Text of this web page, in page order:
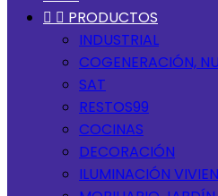
  PRODUCTOS
INDUSTRIAL
COGENERACIÓN,
SAT
RESTOS99
COCINAS
DECORACIÓN
ILUMINACIÓN